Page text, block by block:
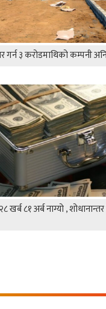
गर्न ३ करोडमाथिको कम्पनी
खर्ब ८१ अर्ब नाग्यो ,